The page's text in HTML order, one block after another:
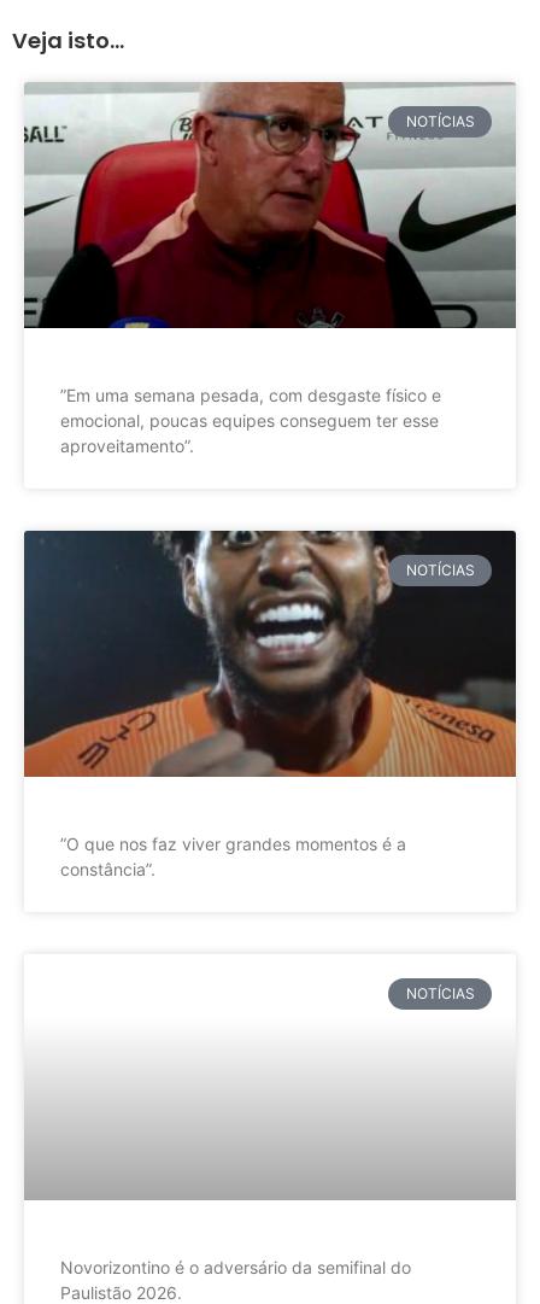
Veja isto...
NOTÍCIAS
”Em uma semana pesada, com desgaste físico e
emocional, poucas equipes conseguem ter esse
aproveitamento”.
NOTÍCIAS
”O que nos faz viver grandes momentos é a
constância”.
NOTÍCIAS
Novorizontino é o adversário da semifinal do
Paulistão 2026.